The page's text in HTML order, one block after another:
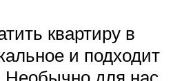
квартиру в
и подходит